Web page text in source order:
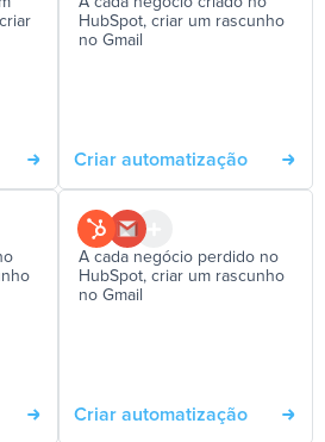
HubSpot, criar um rascunho
no Gmail
Criar automatização
A cada negócio perdido no
HubSpot, criar um rascunho
no Gmail
Criar automatização